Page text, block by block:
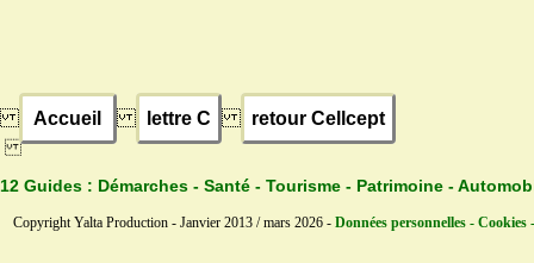
Accueil lettre C retour Cellcept
12 Guides : Démarches - Santé - Tourisme - Patrimoine -
Copyright Yalta Production - Janvier 2013 / mars 2026 - Données personnelles - Cookies